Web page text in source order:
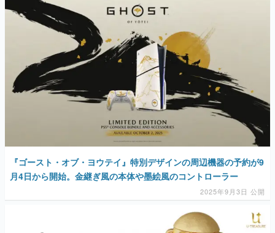
日本モバイルゲーム産業史
日本のモバイルゲーム史における主要なトピック・タイト
ルを網羅するほか、開発者へのインタビューや識者による
解説を掲載。約20年の歴史が一望できる決定版！
若ゲのいたり〜ゲームクリエイターの青春〜
『うつヌケ』『ペンと箸』等で知られるマンガ家・田中圭
一先生によるゲーム業界レポートマンガです。
なんでゲームは面白い？
ゲーム開発者・hamatsu氏がゲームの魅力を画面や操作の
具体的な形から解き明かしていく、硬派で骨太な評論連載
ゲームが変えた日本語
「経験値」「裏技」「ラスボス」… ゲームにまつわる言葉
の起源や用法の変遷を、コンピューター文化史研究家・タ
イニーP氏が徹底調査。
『ゴースト・オブ・ヨウテイ』特別デザインの周辺機器の予約が9
月4日から開始。金継ぎ風の本体や墨絵風のコントローラー
2025年9月3日 公開